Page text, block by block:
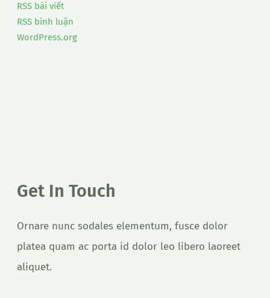
RSS bài viết
RSS bình luận
WordPress.org
Get In Touch
Ornare nunc sodales elementum, fusce dolor
platea quam ac porta id dolor leo libero laoreet
aliquet.